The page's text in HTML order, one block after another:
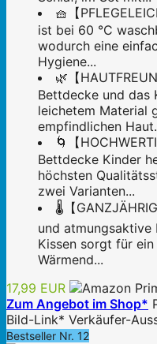
🧺【
ist bei 60 °C
wodurch eine
Hygiene...
🌿【
Bettdecke und das
leichetem Material
empfindlichen
🌀【
Bettdecke Kinder
höchsten
zwei Varianten...
🌡️【
und atmungsaktive
Kissen sorgt für
Wärmend...
17,99 EUR
Zum Angebot im Shop*
Bild-Link* Verkäufer-
Bestseller Nr. 12